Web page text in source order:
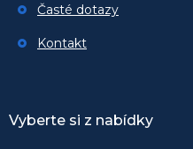
Časté dotazy
Kontakt
Vyberte si z nabídky